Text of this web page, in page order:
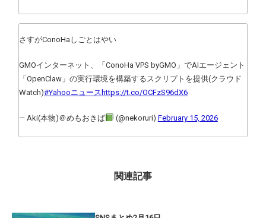
さすがConoHaしごとはやい
GMOインターネット、「ConoHa VPS byGMO」でAIエージェント
「OpenClaw」の実行環境を構築するスクリプトを提供(クラウド
Watch)#Yahooニュース https://t.co/OCFzS96dX6
— Aki(本物)＠めもおきば (@nekoruri) February 15, 2026
関連記事